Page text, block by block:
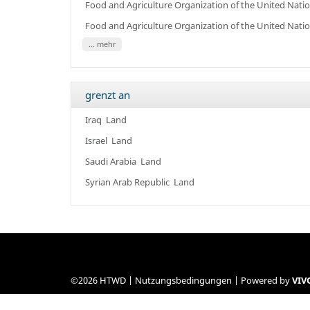
Food and Agriculture Organization of the United
Food and Agriculture Organization of the United
... mehr
grenzt an
Iraq Land
Israel Land
Saudi Arabia Land
Syrian Arab Republic Land
©2026 HTWD | Nutzungsbedingungen | Powered by